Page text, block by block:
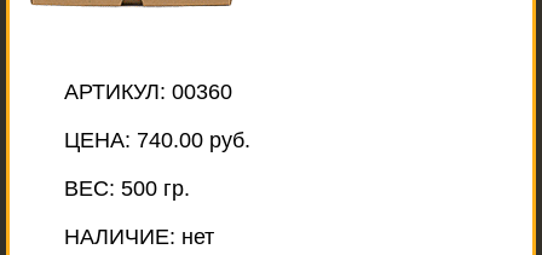
АРТИКУЛ: 00360
ЦЕНА: 740.00 руб.
ВЕС: 500 гр.
НАЛИЧИЕ: нет